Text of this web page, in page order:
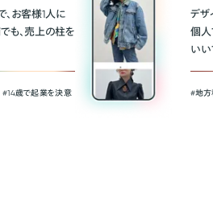
、お客様1人に
も、売上の柱を
#14歳で起業を決意
デザ
個人
いい
#地